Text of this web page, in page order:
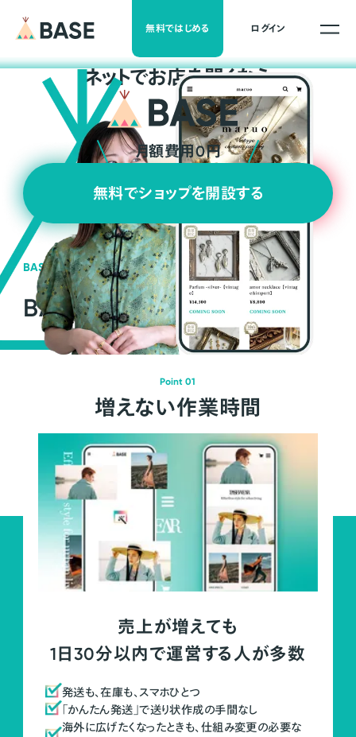
無料ではじめる ログイン
ネットでお店を開くなら
月額費用0円
無料でショップを開設する
BASEの強み
BASEが強い3つの理由
Point 01
増えない作業時間
売上が増えても
1日30分以内で運営する人が多数
発送も、在庫も、スマホひとつ
「かんたん発送」で送り状作成の手間なし
海外に広げたくなったときも、仕組み変更の必要な